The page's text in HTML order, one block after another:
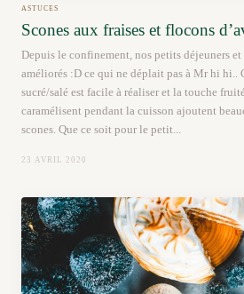
ASTUCES
Scones aux fraises et flocons
Depuis le confinement, nos petits déjeuners
améliorés :D ce qui ne déplait pas à Mr hi hi..
sucré/salé est facile à réaliser et la touche
caramélisent pendant la cuisson ajoutent
scones. Que ce soit pour le petit...
23 AVRIL 2020